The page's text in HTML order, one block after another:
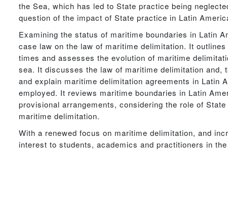
the Sea, which has led to State practice being
question of the impact of State practice in Latin
Examining the status of maritime boundaries in Latin
case law on the law of maritime delimitation. It
times and assesses the evolution of maritime
sea. It discusses the law of maritime delimitation and,
and explain maritime delimitation agreements in Latin
employed. It reviews maritime boundaries in Latin
provisional arrangements, considering the role of
maritime delimitation.
With a renewed focus on maritime delimitation, and
interest to students, academics and practitioners in